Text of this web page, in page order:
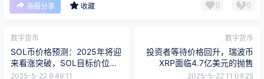
海报分享 收藏 0 0
数字货币
SOL币价格预测：2025年将迎
来看涨突破，SOL目标价位
200美元
2025-5-22 8:49:11
数字货币
投资者等待价格回升，瑞波币
XRP面临4.7亿美元的抛售
2025-5-22 11:09:25